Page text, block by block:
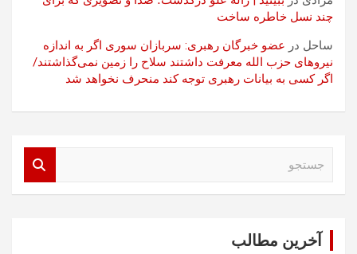
چند نسل خاطره ساخت
ساحل در عضو خبرگان رهبری: سربازان سوری اگر به اندازه
نیروهای حزب الله معرفت داشتند سلاح را زمین نمی‌گذاشتند/
اگر کسی به بیانات رهبری توجه کند منحرف نخواهد شد
آخرین مطالب